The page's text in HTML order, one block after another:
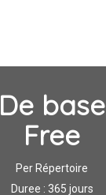
De base
Free
Per Répertoire
Duree : 365 jours